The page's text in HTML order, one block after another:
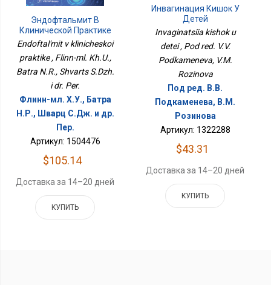
Эндофтальмит В
Клинической Практике
Endoftal'mit v klinicheskoi
praktike , Flinn-ml. Kh.U.,
Batra N.R., Shvarts S.Dzh.
i dr. Per.
Флинн-мл. Х.У., Батра
Н.Р., Шварц С.Дж. и др.
Пер.
Артикул: 1504476
$105.14
Доставка за 14–20 дней
КУПИТЬ
Инвагинация Кишок У
Детей
Invaginatsiia kishok u
detei , Pod red. V.V.
Podkameneva, V.M.
Rozinova
Под ред. В.В.
Подкаменева, В.М.
Розинова
Артикул: 1322288
$43.31
Доставка за 14–20 дней
КУПИТЬ